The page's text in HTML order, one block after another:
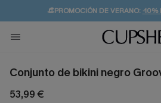
👒PROMOCIÓN DE VERANO:-10%
💌¡SUSCRIBIRSE & GANAR -
🚚ENVÍO GRATUITO A
Conjunto de bikini negro
53,99 €